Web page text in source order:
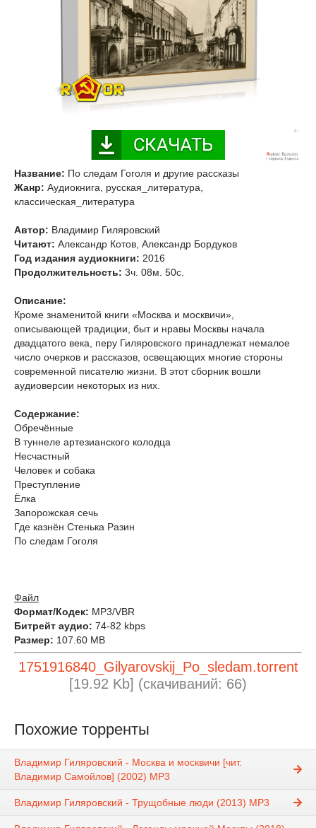
Название: По следам Гоголя и другие рассказы
Жанр: Аудиокнига, русская_литература,
классическая_литература
Автор: Владимир Гиляровский
Читают: Александр Котов, Александр Бордуков
Год издания аудиокниги: 2016
Продолжительность: 3ч. 08м. 50с.
Описание:
Кроме знаменитой книги «Москва и москвичи»,
описывающей традиции, быт и нравы Москвы начала
двадцатого века, перу Гиляровского принадлежат немалое
число очерков и рассказов, освещающих многие стороны
современной писателю жизни. В этот сборник вошли
аудиоверсии некоторых из них.
Содержание:
Обречённые
В туннеле артезианского колодца
Несчастный
Человек и собака
Преступление
Ёлка
Запорожская сечь
Где казнён Стенька Разин
По следам Гоголя
Файл
Формат/Кодек: MP3/VBR
Битрейт аудио: 74-82 kbps
Размер: 107.60 MB
1751916840_Gilyarovskij_Po_sledam.torrent
[19.92 Kb] (cкачиваний: 66)
Похожие торренты
Владимир Гиляровский - Москва и москвичи [чит.
Владимир Самойлов] (2002) MP3
Владимир Гиляровский - Трущобные люди (2013) MP3